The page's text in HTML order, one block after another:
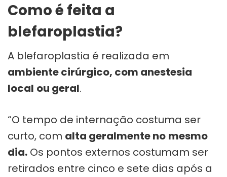
Como é feita a
blefaroplastia?
A blefaroplastia é realizada em
ambiente cirúrgico, com anestesia
local ou geral.
“O tempo de internação costuma ser
curto, com alta geralmente no mesmo
dia. Os pontos externos costumam ser
retirados entre cinco e sete dias após a